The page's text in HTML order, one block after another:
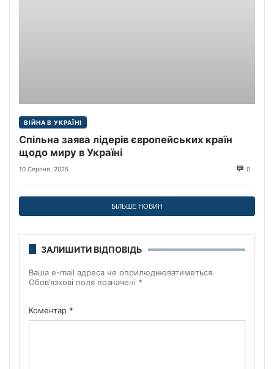
ВІЙНА В УКРАЇНІ
Спільна заява лідерів європейських країн
щодо миру в Україні
10 Серпня, 2025 0
БІЛЬШЕ НОВИН
ЗАЛИШИТИ ВІДПОВІДЬ
Ваша e-mail адреса не оприлюднюватиметься.
Обов’язкові поля позначені *
Коментар *